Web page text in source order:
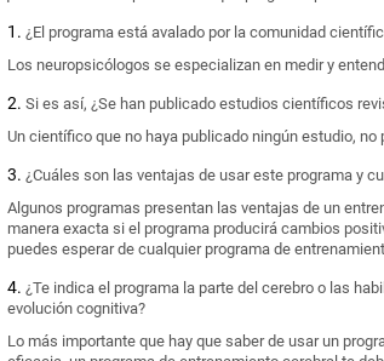
¿El programa está avalado por la comunidad
Los neuropsicólogos se especializan en medir y
Si es así, ¿Se han publicado estudios científicos
Un científico que no haya publicado ningún estudio,
¿Cuáles son las ventajas de usar este programa y
Algunos programas presentan las ventajas de un
manera exacta si el programa producirá cambios
puedes esperar de cualquier programa de
¿Te indica el programa la parte del cerebro o las
evolución cognitiva?
Lo más importante que hay que saber de usar un